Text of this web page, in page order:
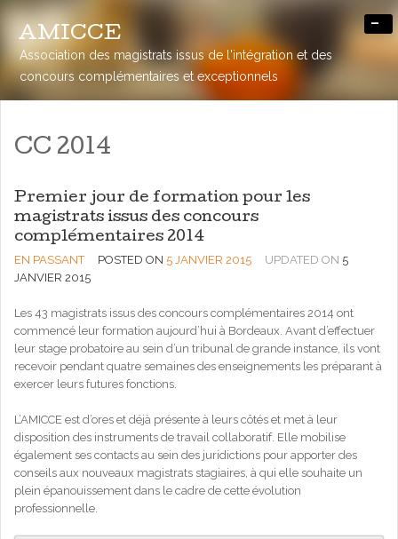
AMICCE
Association des magistrats issus de l'intégration et des
concours complémentaires et exceptionnels
-
CC 2014
Premier jour de formation pour les
magistrats issus des concours
complémentaires 2014
EN PASSANT POSTED ON 5 JANVIER 2015 UPDATED ON 5
JANVIER 2015
Les 43 magistrats issus des concours complémentaires 2014 ont
commencé leur formation aujourd’hui à Bordeaux. Avant d’effectuer
leur stage probatoire au sein d’un tribunal de grande instance, ils vont
recevoir pendant quatre semaines des enseignements les préparant à
exercer leurs futures fonctions.
L’AMICCE est d’ores et déjà présente à leurs côtés et met à leur
disposition des instruments de travail collaboratif. Elle mobilise
également ses contacts au sein des juridictions pour apporter des
conseils aux nouveaux magistrats stagiaires, à qui elle souhaite un
plein épanouissement dans le cadre de cette évolution
professionnelle.